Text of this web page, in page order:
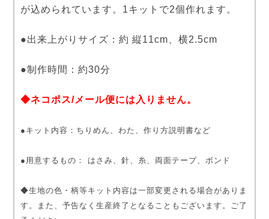
が込められています。1キットで2個作れます。
●出来上がりサイズ：約 縦11cm、横2.5cm
●制作時間：約30分
◆ネコポス/メール便には入りません。
●キット内容：ちりめん、わた、作り方説明書など
●用意するもの： はさみ、針、糸、両面テープ、ボンド
◆生地の色・柄等キット内容は一部変更される場合がありま
す。また、予告なく生産終了となることもございます。ご了